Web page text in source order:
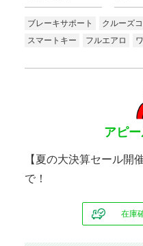
ブレーキサポート クルーズ
スマートキー
フルエアロ
アピ
【夏の大決算セール開
で！
在庫